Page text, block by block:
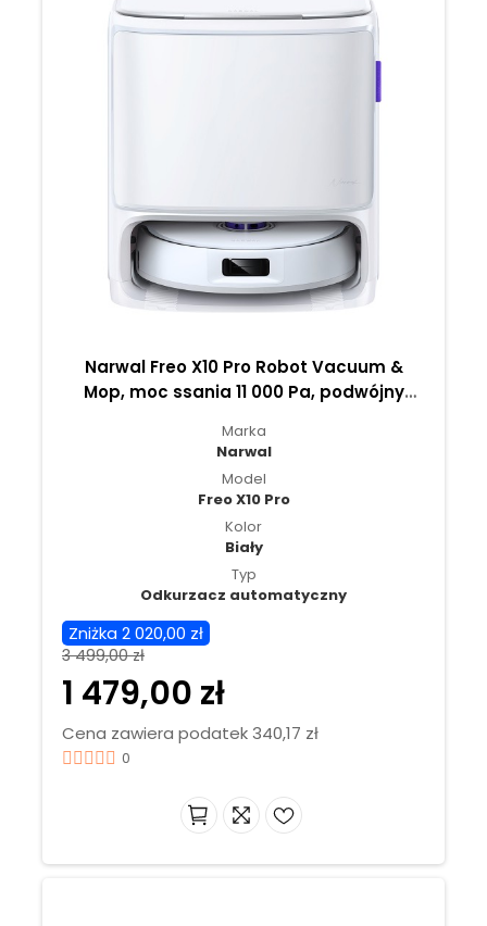
Narwal Freo X10 Pro Robot Vacuum &
Mop, moc ssania 11 000 Pa, podwójny
Marka
Narwal
Model
Freo X10 Pro
Kolor
Biały
Typ
Odkurzacz automatyczny
Zniżka 2 020,00 zł
3 499,00 zł
1 479,00 zł
Cena zawiera podatek 340,17 zł
0